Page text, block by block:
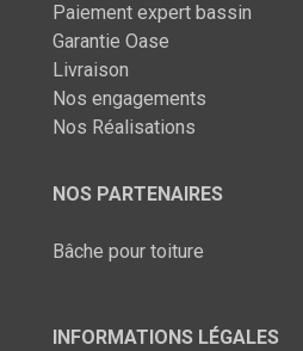
Paiement expert bassin
Garantie Oase
Livraison
Nos engagements
Nos Réalisations
NOS PARTENAIRES
Bâche pour toiture
INFORMATIONS LÉGALES